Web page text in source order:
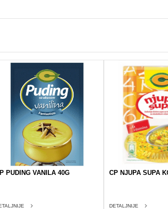
PUDING VANILA 40G CP NJUPA SUPA
DETALJNIJE